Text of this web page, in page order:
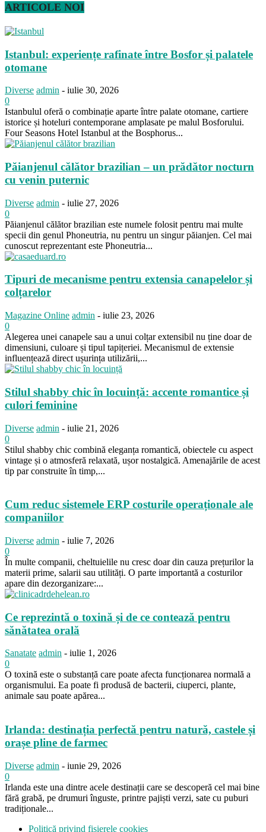
ARTICOLE NOI
Istanbul: experiențe rafinate între Bosfor și palatele
otomane
Diverse admin - iulie 30, 2026
0
Istanbulul oferă o combinație aparte între palate otomane, cartiere
istorice și hoteluri contemporane amplasate pe malul Bosforului.
Four Seasons Hotel Istanbul at the Bosphorus...
Păianjenul călător brazilian – un prădător nocturn
cu venin puternic
Diverse admin - iulie 27, 2026
0
Păianjenul călător brazilian este numele folosit pentru mai multe
specii din genul Phoneutria, nu pentru un singur păianjen. Cel mai
cunoscut reprezentant este Phoneutria...
Tipuri de mecanisme pentru extensia canapelelor și
colțarelor
Magazine Online admin - iulie 23, 2026
0
Alegerea unei canapele sau a unui colțar extensibil nu ține doar de
dimensiuni, culoare și tipul tapițeriei. Mecanismul de extensie
influențează direct ușurința utilizării,...
Stilul shabby chic în locuință: accente romantice și
culori feminine
Diverse admin - iulie 21, 2026
0
Stilul shabby chic combină eleganța romantică, obiectele cu aspect
vintage și o atmosferă relaxată, ușor nostalgică. Amenajările de acest
tip par construite în timp,...
Cum reduc sistemele ERP costurile operaționale ale
companiilor
Diverse admin - iulie 7, 2026
0
În multe companii, cheltuielile nu cresc doar din cauza prețurilor la
materii prime, salarii sau utilități. O parte importantă a costurilor
apare din dezorganizare:...
Ce reprezintă o toxină și de ce contează pentru
sănătatea orală
Sanatate admin - iulie 1, 2026
0
O toxină este o substanță care poate afecta funcționarea normală a
organismului. Ea poate fi produsă de bacterii, ciuperci, plante,
animale sau poate apărea...
Irlanda: destinația perfectă pentru natură, castele și
orașe pline de farmec
Diverse admin - iunie 29, 2026
0
Irlanda este una dintre acele destinații care se descoperă cel mai bine
fără grabă, pe drumuri înguste, printre pajiști verzi, sate cu puburi
tradiționale...
Politică privind fișierele cookies